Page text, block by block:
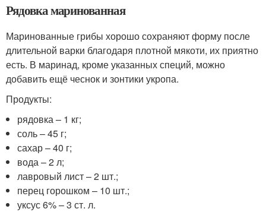
Рядовка маринованная
Маринованные грибы хорошо сохраняют форму после
длительной варки благодаря плотной мякоти, их приятно
есть. В маринад, кроме указанных специй, можно
добавить ещё чеснок и зонтики укропа.
Продукты:
рядовка – 1 кг;
соль – 45 г;
сахар – 40 г;
вода – 2 л;
лавровый лист – 2 шт.;
перец горошком – 10 шт.;
уксус 6% – 3 ст. л.